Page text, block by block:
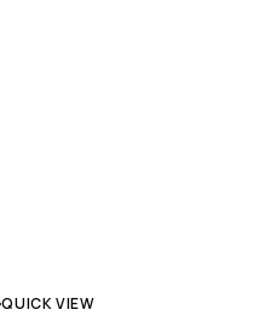
QUICK VIEW